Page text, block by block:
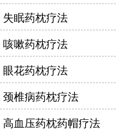
失眠药枕疗法
咳嗽药枕疗法
眼花药枕疗法
颈椎病药枕疗法
高血压药枕药帽疗法